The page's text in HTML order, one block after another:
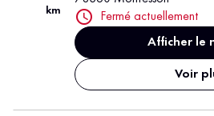
km
Fermé actuellement
Afficher le
Voir